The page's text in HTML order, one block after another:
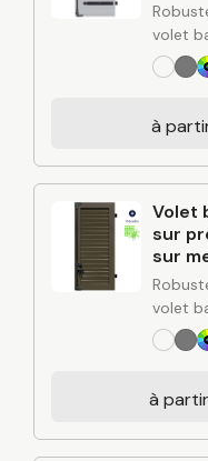
volet
pour
rigidité
à
Volet
sur
sur
volet
pour
rigidité
à